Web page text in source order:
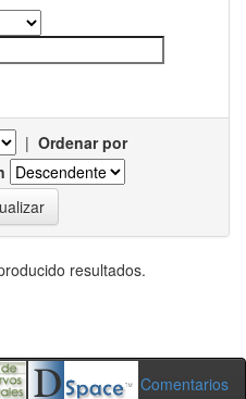
| Ordenar por
resultados.
Comentarios